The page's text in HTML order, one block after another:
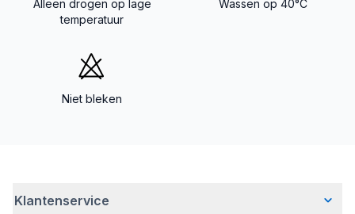
Alleen drogen op lage
temperatuur
Wassen op 40°C
Niet bleken
Klantenservice